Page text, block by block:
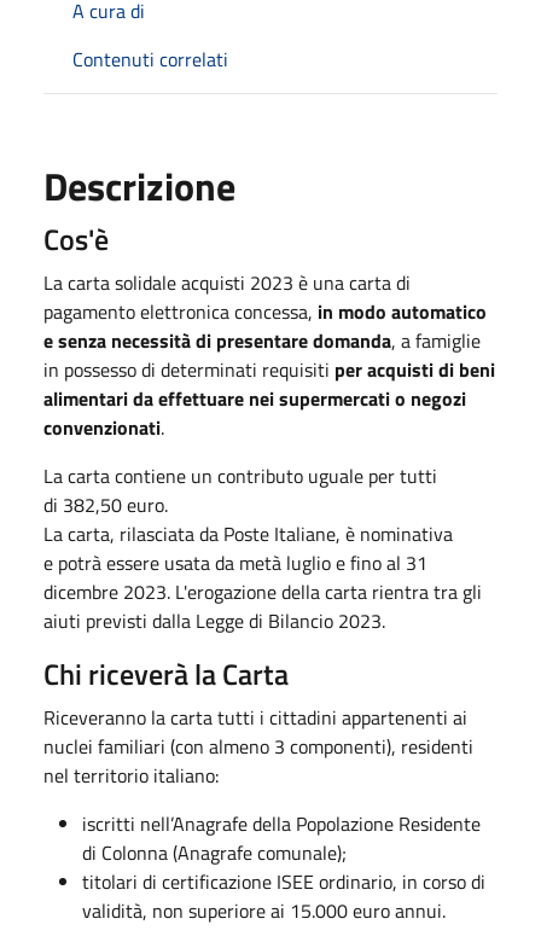
A cura di
Contenuti correlati
Descrizione
Cos'è
La carta solidale acquisti 2023 è una carta di
pagamento elettronica concessa, in modo automatico
e senza necessità di presentare domanda, a famiglie
in possesso di determinati requisiti per acquisti di beni
alimentari da effettuare nei supermercati o negozi
convenzionati.
La carta contiene un contributo uguale per tutti
di 382,50 euro.
La carta, rilasciata da Poste Italiane, è nominativa
e potrà essere usata da metà luglio e fino al 31
dicembre 2023. L'erogazione della carta rientra tra gli
aiuti previsti dalla Legge di Bilancio 2023.
Chi riceverà la Carta
Riceveranno la carta tutti i cittadini appartenenti ai
nuclei familiari (con almeno 3 componenti), residenti
nel territorio italiano:
iscritti nell’Anagrafe della Popolazione Residente
di Colonna (Anagrafe comunale);
titolari di certificazione ISEE ordinario, in corso di
validità, non superiore ai 15.000 euro annui.